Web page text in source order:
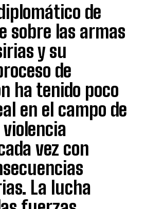
de
sobre las armas
y su
de
ha tenido poco
en el campo de
vez con
La lucha